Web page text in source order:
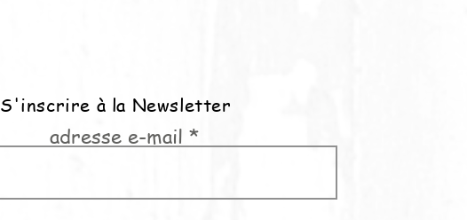
S'inscrire à la Newsletter
adresse e-mail